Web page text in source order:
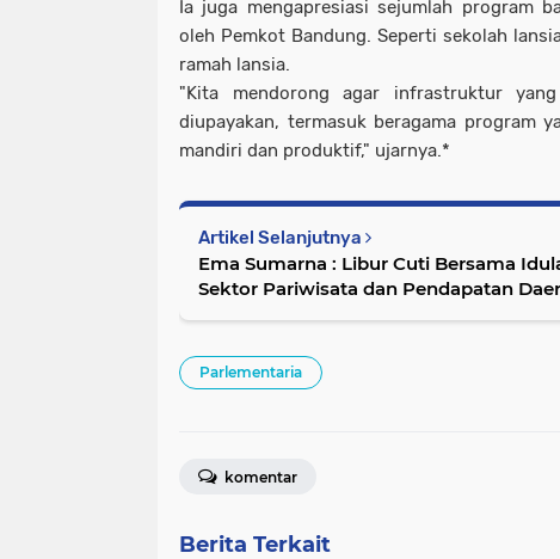
Ia juga mengapresiasi sejumlah program
oleh Pemkot Bandung. Seperti sekolah
ramah lansia.
"Kita mendorong agar infrastruktur
diupayakan, termasuk beragama program
mandiri dan produktif," ujarnya.*
Artikel Selanjutnya
Ema Sumarna : Libur Cuti Bersama
Sektor Pariwisata dan Pendapatan
Parlementaria
komentar
Berita Terkait